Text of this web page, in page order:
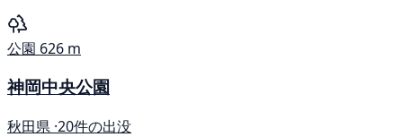
公園 626 m
神岡中央公園
秋田県 ·20件の出没